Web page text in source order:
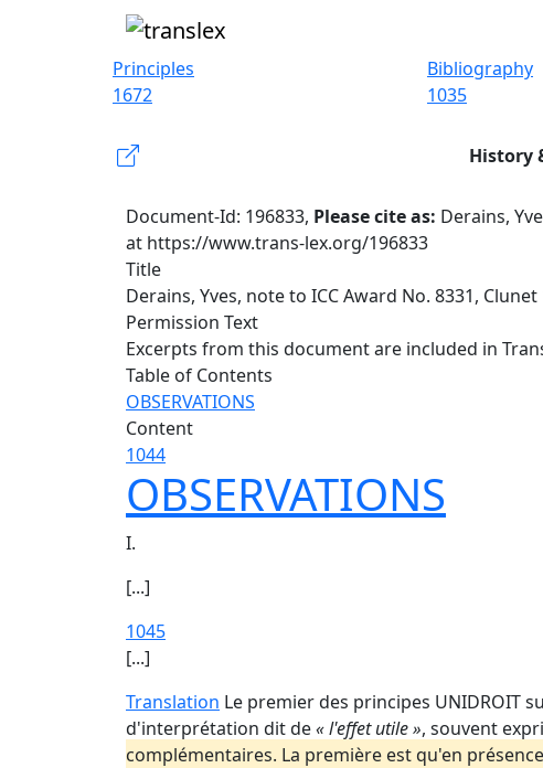
Principles
1672
Bibliography
1035
History
Document-Id: 196833, Please cite as: Derains,
at https://www.trans-lex.org/196833
Title
Derains, Yves, note to ICC Award No. 8331,
Permission Text
Excerpts from this document are included in
Table of Contents
OBSERVATIONS
Content
1044
OBSERVATIONS
I.
[...]
1045
[...]
Translation Le premier des principes UNIDROIT
d'interprétation dit de« l'effet utile », souvent
complémentaires. La première est qu'en